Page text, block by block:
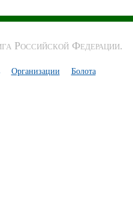
Российской Федерации.
Организации Болота